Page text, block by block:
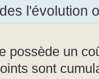
l'évolution
possède un
sont